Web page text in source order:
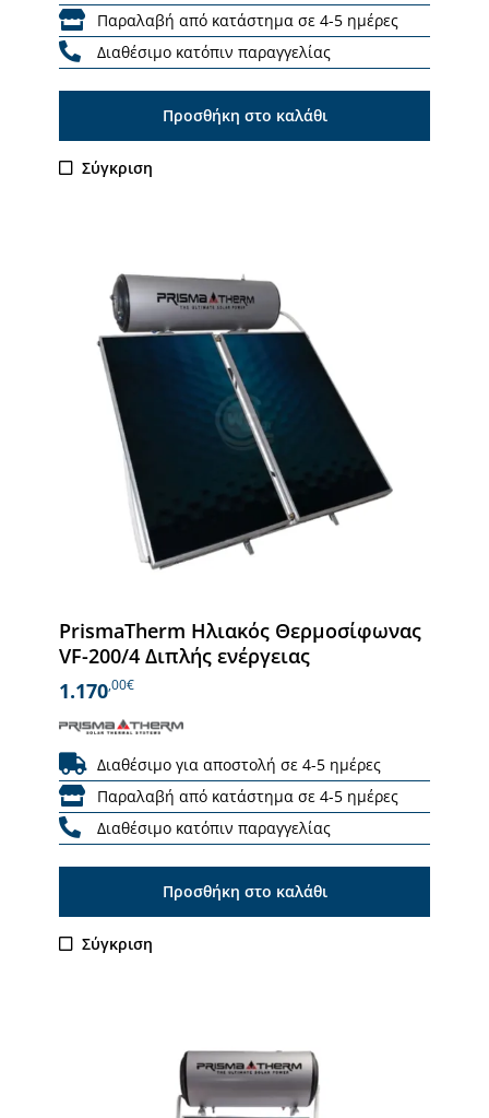
Παραλαβή από κατάστημα σε 4-5 ημέρες
Διαθέσιμο κατόπιν παραγγελίας
Προσθήκη στο καλάθι
Σύγκριση
PrismaTherm Ηλιακός Θερμοσίφωνας
VF-200/4 Διπλής ενέργειας
1.170,00€
Διαθέσιμο για αποστολή σε 4-5 ημέρες
Παραλαβή από κατάστημα σε 4-5 ημέρες
Διαθέσιμο κατόπιν παραγγελίας
Προσθήκη στο καλάθι
Σύγκριση